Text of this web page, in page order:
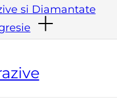
si Diamantate
SI UTILAJE
DE SLEFUIT SI
5 SECTOARE